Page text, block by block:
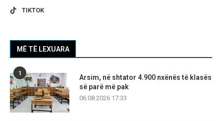
TIKTOK
MË TË LEXUARA
1
Arsim, në shtator 4.900 nxënës të klasës
së parë më pak
06.08.2026 17:33